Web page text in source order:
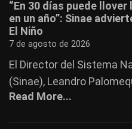
“En 30 días puede
en un año”: Sinae
El Niño
7 de agosto de 2026
El Director del Sistema
(Sinae), Leandro
Read More...